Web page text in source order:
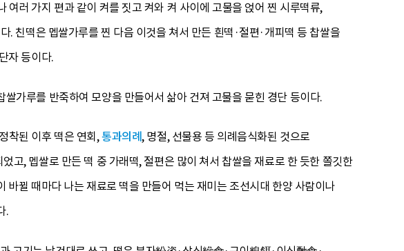
러 가지 편과 같이 켜를 짓고 켜와 켜 사이에 고물을 얹어 찐 시루떡류,
친떡은 멥쌀가루를 찐 다음 이것을 쳐서 만든 흰떡·절편·개피떡 등 찹쌀을
자 등이다.
가루를 반죽하여 모양을 만들어서 삶아 건져 고물을 묻힌 경단 등이다.
착된 이후 떡은 연회,통과의례, 명절, 선물용 등 의례음식화된 것으로
고, 멥쌀로 만든 떡 중 가래떡, 절편은 많이 쳐서 찹쌀을 재료로 한 듯한 쫄깃한
뀔 때마다 나는 재료로 떡을 만들어 먹는 재미는 조선시대 한양 사람이나
.